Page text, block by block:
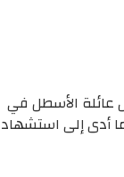
عائلة الأسطل في
أدى إلى استشهاد